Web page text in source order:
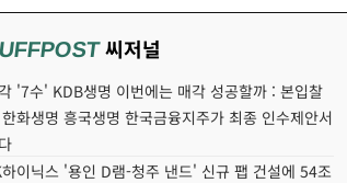
씨저널
'7수' KDB생명 이번에는 매각 성공할까 : 본입찰
화생명 흥국생명 한국금융지주가 최종 인수제안서
하이닉스 '용인 D램-청주 낸드' 신규 팹 건설에 54조